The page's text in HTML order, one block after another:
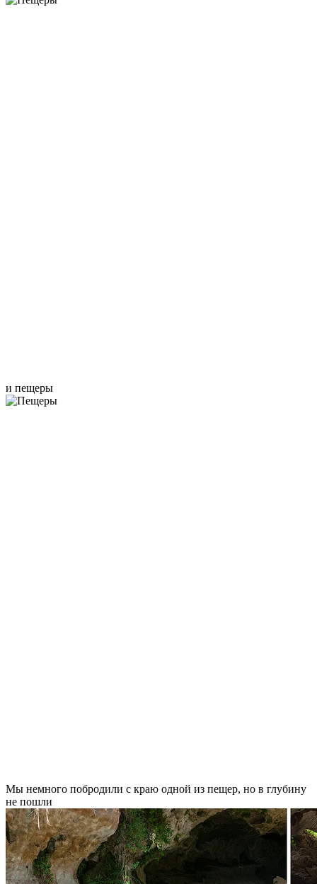
и пещеры
Мы немного побродили с краю одной из пещер, но в глубину
не пошли